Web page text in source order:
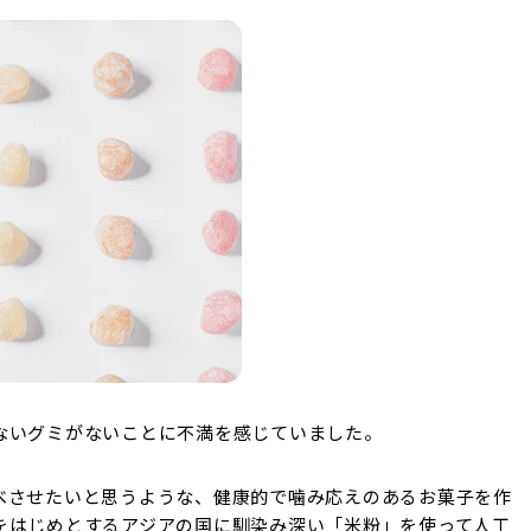
グミがないことに不満を感じていました。
せたいと思うような、健康的で噛み応えのあるお菓子を作
じめとするアジアの国に馴染み深い「米粉」を使って人工